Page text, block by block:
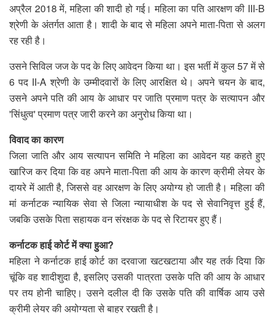
अप्रैल 2018 में, महिला की शादी हो गई। महिला का पति आरक्षण की III-B
श्रेणी के अंतर्गत आता है। शादी के बाद से महिला अपने माता-पिता से अलग
रह रही है।
उसने सिविल जज के पद के लिए आवेदन किया था। इस भर्ती में कुल 57 में से
6 पद II-A श्रेणी के उम्मीदवारों के लिए आरक्षित थे। अपने चयन के बाद,
उसने अपने पति की आय के आधार पर जाति प्रमाण पत्र के सत्यापन और
'सिंधुत्व' प्रमाण पत्र जारी करने का अनुरोध किया था।
विवाद का कारण
जिला जाति और आय सत्यापन समिति ने महिला का आवेदन यह कहते हुए
खारिज कर दिया कि वह अपने माता-पिता की आय के कारण क्रीमी लेयर के
दायरे में आती है, जिससे वह आरक्षण के लिए अयोग्य हो जाती है। महिला की
मां कर्नाटक न्यायिक सेवा से जिला न्यायाधीश के पद से सेवानिवृत्त हुई हैं,
जबकि उसके पिता सहायक वन संरक्षक के पद से रिटायर हुए हैं।
कर्नाटक हाई कोर्ट में क्या हुआ?
महिला ने कर्नाटक हाई कोर्ट का दरवाजा खटखटाया और यह तर्क दिया कि
चूंकि वह शादीशुदा है, इसलिए उसकी पात्रता उसके पति की आय के आधार
पर तय होनी चाहिए। उसने दलील दी कि उसके पति की वार्षिक आय उसे
क्रीमी लेयर की अयोग्यता से बाहर रखती है।